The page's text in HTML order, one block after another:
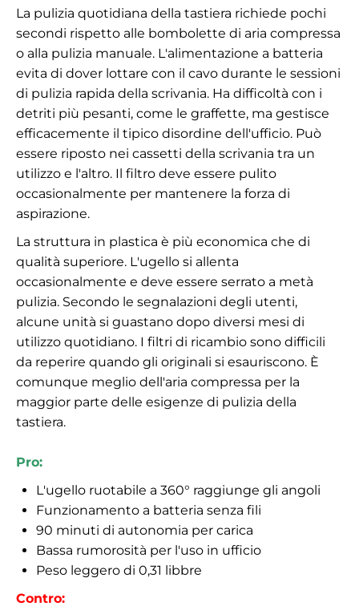
La pulizia quotidiana della tastiera richiede pochi
secondi rispetto alle bombolette di aria compressa
o alla pulizia manuale. L'alimentazione a batteria
evita di dover lottare con il cavo durante le sessioni
di pulizia rapida della scrivania. Ha difficoltà con i
detriti più pesanti, come le graffette, ma gestisce
efficacemente il tipico disordine dell'ufficio. Può
essere riposto nei cassetti della scrivania tra un
utilizzo e l'altro. Il filtro deve essere pulito
occasionalmente per mantenere la forza di
aspirazione.
La struttura in plastica è più economica che di
qualità superiore. L'ugello si allenta
occasionalmente e deve essere serrato a metà
pulizia. Secondo le segnalazioni degli utenti,
alcune unità si guastano dopo diversi mesi di
utilizzo quotidiano. I filtri di ricambio sono difficili
da reperire quando gli originali si esauriscono. È
comunque meglio dell'aria compressa per la
maggior parte delle esigenze di pulizia della
tastiera.
Pro:
L'ugello ruotabile a 360° raggiunge gli angoli
Funzionamento a batteria senza fili
90 minuti di autonomia per carica
Bassa rumorosità per l'uso in ufficio
Peso leggero di 0,31 libbre
Contro: